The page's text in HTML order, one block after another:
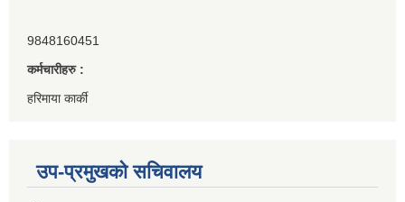
9848160451
कर्मचारीहरु :
हरिमाया कार्की
उप-प्रमुखको सचिवालय